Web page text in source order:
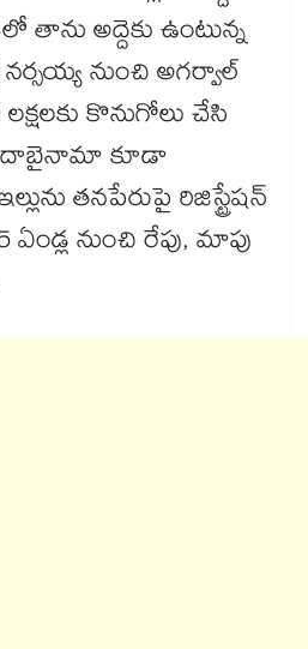
తాను అద్దెకు ఉంటున్న
నర్సయ్య నుంచి అగర్వాల్
కొనుగోలు చేసి
కూడా
తనపేరుపై రిజిస్ట్రేషన్
నుంచి రేపు, మాపు